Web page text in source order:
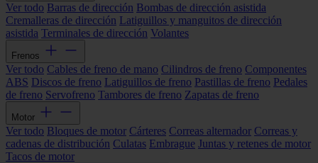
Ver todo Barras de dirección Bombas de dirección asistida
Cremalleras de dirección Latiguillos y manguitos de dirección
asistida Terminales de dirección Volantes
Frenos
Ver todo Cables de freno de mano Cilindros de freno Componentes
ABS Discos de freno Latiguillos de freno Pastillas de freno Pedales
de freno Servofreno Tambores de freno Zapatas de freno
Motor
Ver todo Bloques de motor Cárteres Correas alternador Correas y
cadenas de distribución Culatas Embrague Juntas y retenes de motor
Tacos de motor